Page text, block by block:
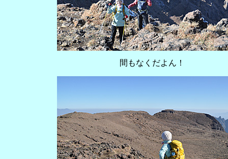
間もなくだよん！